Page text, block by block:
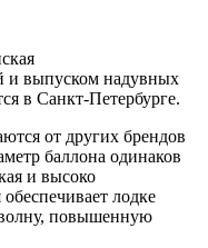
и выпуском надувных
в Санкт-Петербурге.
от других брендов
баллона одинаков
и высоко
лодке
повышенную